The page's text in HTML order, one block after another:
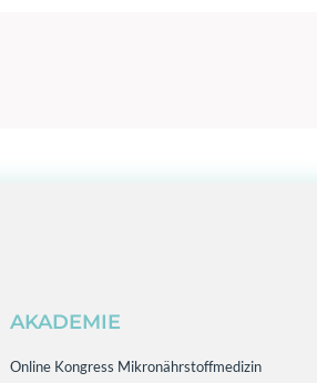
AKADEMIE
Online Kongress Mikronährstoffmedizin